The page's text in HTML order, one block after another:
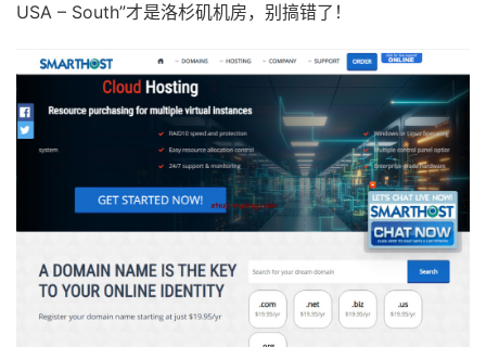
USA – South”才是洛杉矶机房，别搞错了！